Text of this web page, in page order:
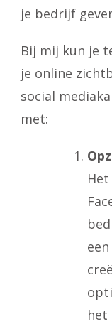
je bedrijf
Bij mij kun je
je online
social
met:
het